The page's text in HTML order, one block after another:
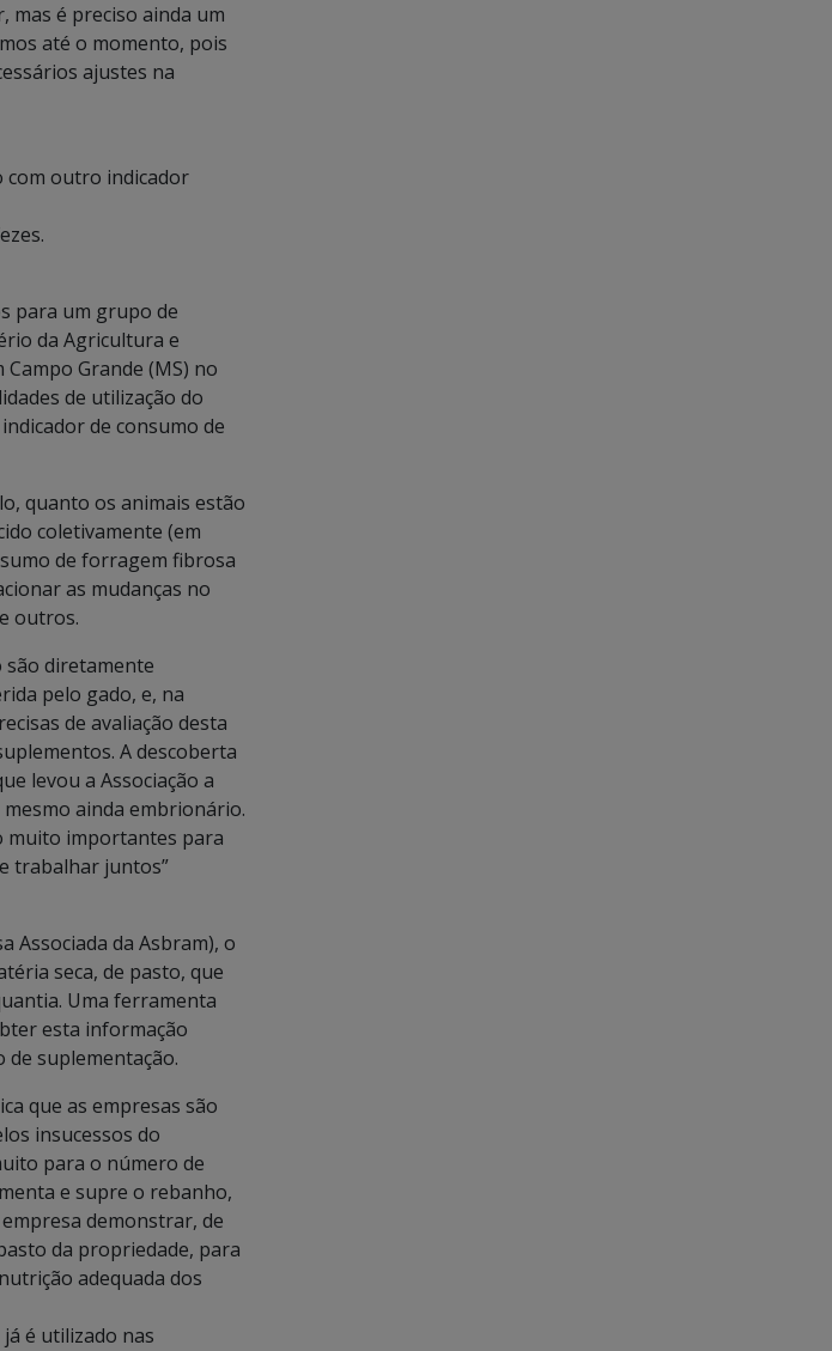
mas é preciso ainda um
até o momento, pois
ajustes na
com outro indicador
para um grupo de
da Agricultura e
Grande (MS) no
de utilização do
de consumo de
quanto os animais estão
coletivamente (em
de forragem fibrosa
as mudanças no
outros.
são diretamente
pelo gado, e, na
de avaliação desta
A descoberta
levou a Associação a
ainda embrionário.
muito importantes para
trabalhar juntos”
Associada da Asbram), o
seca, de pasto, que
Uma ferramenta
esta informação
suplementação.
que as empresas são
insucessos do
para o número de
e supre o rebanho,
demonstrar, de
da propriedade, para
adequada dos
é utilizado nas